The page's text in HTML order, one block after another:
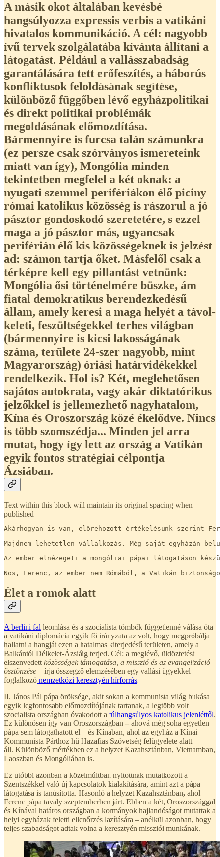
A másik okot általában kevésbé
hangsúlyozza expressis verbis a vatikáni
hivatalos kommunikáció. A cél: nagyobb
ívű tervek szolgálatába kívánta állítani a
látogatást. Például a vallásszabadság
garantálására tett erőfeszítés, a háborús
konfliktusok feloldásának segítése,
különböző függőben lévő egyházpolitikai
és direkt politikai problémák
megoldásának előmozdítása.
Bármennyire is furcsa talán számunkra
(ez persze csak szórványos ismereteink
miatt van így), Mongólia minden
tekintetben megfelel a két oknak: a
nyugati szemmel perifériákon élő piciny
római katolikus közösség is rászorul a jó
pásztor gondoskodó szeretetére, s ezzel
maga a jó pásztor más, ugyancsak
periférián élő kis közösségeknek is jelzést
ad: számon tartja őket. Másfelől csak a
térképre kell egy pillantást vetnünk:
Mongólia ősi történelmére büszke, ám
fiatal demokratikus berendezkedésű
állam, amely keresi a maga helyét a távol-
keleti, feszültségekkel terhes világban
(bármennyire is kicsi lakosságának
száma, területe 24-szer nagyobb, mint
Magyarország) óriási határvidékekkel
rendelkezik. Hol is? Két, meglehetősen
sajátos autokrata, vagy akár diktatórikus
jelzőkkel is jellemezhető nagyhatalom,
Kína és Oroszország közé ékelődve. Nincs
is több szomszédja... Minden jel arra
mutat, hogy így lett az ország a Vatikán
egyik fontos stratégiai célpontja
Ázsiában.
Text within this block will maintain its original spacing when
published
Akárhogyan is van, előrehozott értékelésünk szerint
Majdnem lehetetlen vállalkozás. Még saját egyházán
Az ember elnézegeti a mongóliai pápai látogatáson
Nos, Ferenc, az ember nem Rómából, a Vatikán
Élet a romok alatt
A berlini fal leomlása és a szocialista tömbök függetlenné válása óta
a vatikáni diplomácia egyik fő irányzata az volt, hogy megpróbálja
hallatni a hangját ezen a hatalmas kiterjedésű területen, amely a
Balkántól Délkelet-Ázsiáig terjed. Cél: a meglévő, üldöztetést
elszenvedett közösségek támogatása, a misszió és az evangelizáció
ösztönzése – írja összegző elemzésében egy vallási ügyekkel
foglalkozó nemzetközi keresztyén hírforrás.
II. János Pál pápa öröksége, akit sokan a kommunista világ bukása
egyik legfontosabb előmozdítójának tartanak, a legtöbb volt
szocialista országban óvakodott a túlhangsúlyos katolikus jelenléttől.
Ez különösen így van Oroszországban – ahová még soha egyetlen
pápa sem látogathatott el – és Kínában, ahol az egyház a Kínai
Kommunista Párthoz hű Hazafias Szövetség felügyelete alatt
áll. Különböző mértékben ez a helyzet Kazahsztánban, Vietnamban,
Laoszban és Mongóliában is.
Ez utóbbi azonban a közelmúltban nyitottnak mutatkozott a
Szentszékkel való új kapcsolatok kialakítására, amint azt a pápa
látogatása is tanúsította. Hasonló a helyzet Kazahsztánban, ahol
Ferenc pápa tavaly szeptemberben járt. Ebben a két, Oroszországgal
és Kínával határos országban a kormányok hajlandóságot mutattak a
helyi egyházak feletti ellenőrzés lazítására – anélkül azonban, hogy
teljes szabadságot adtak volna a keresztyén missziói munkának.